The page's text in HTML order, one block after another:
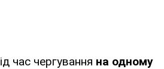
час чергування на одному